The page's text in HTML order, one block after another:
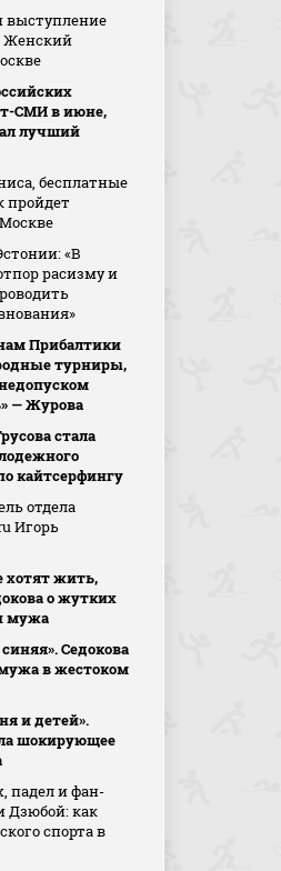
выступление
Женский
СМИ в июне,
лучший
бесплатные
пройдет
«В
расизму и
Прибалтики
турниры,
— Журова
стала
кайтсерфингу
отдела
Игорь
хотят жить,
о жутких
мужа
Седокова
в жестоком
и детей».
шокирующее
падел и фан-
Дзюбой: как
спорта в